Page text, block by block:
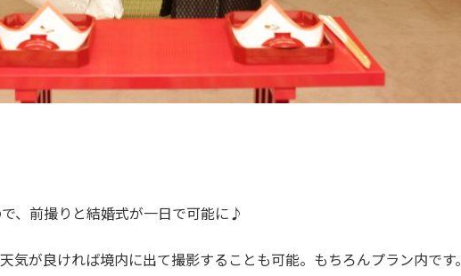
、前撮りと結婚式が一日で可能に♪
気が良ければ境内に出て撮影することも可能。もちろんプラン内です。